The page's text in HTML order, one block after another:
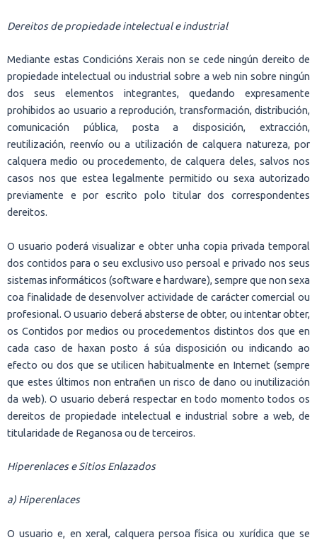
Dereitos de propiedade intelectual e industrial
Mediante estas Condicións Xerais non se cede ningún dereito de
propiedade intelectual ou industrial sobre a web nin sobre ningún
dos seus elementos integrantes, quedando expresamente
prohibidos ao usuario a reprodución, transformación, distribución,
comunicación pública, posta a disposición, extracción,
reutilización, reenvío ou a utilización de calquera natureza, por
calquera medio ou procedemento, de calquera deles, salvos nos
casos nos que estea legalmente permitido ou sexa autorizado
previamente e por escrito polo titular dos correspondentes
dereitos.
O usuario poderá visualizar e obter unha copia privada temporal
dos contidos para o seu exclusivo uso persoal e privado nos seus
sistemas informáticos (software e hardware), sempre que non sexa
coa finalidade de desenvolver actividade de carácter comercial ou
profesional. O usuario deberá absterse de obter, ou intentar obter,
os Contidos por medios ou procedementos distintos dos que en
cada caso de haxan posto á súa disposición ou indicando ao
efecto ou dos que se utilicen habitualmente en Internet (sempre
que estes últimos non entrañen un risco de dano ou inutilización
da web). O usuario deberá respectar en todo momento todos os
dereitos de propiedade intelectual e industrial sobre a web, de
titularidade de Reganosa ou de terceiros.
Hiperenlaces e Sitios Enlazados
a) Hiperenlaces
O usuario e, en xeral, calquera persoa física ou xurídica que se